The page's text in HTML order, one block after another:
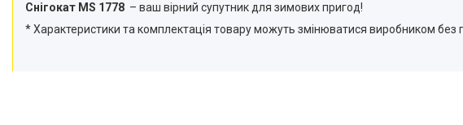
Снігокат MS 1778 – ваш вірний супутник для зимових пригод!
* Характеристики та комплектація товару можуть змінюватися виробником